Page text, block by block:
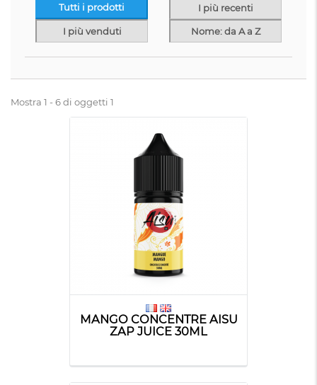
Tutti i prodotti I più recenti
I più venduti Nome: da A a Z
Mostra 1 - 6 di oggetti 1
MANGO CONCENTRE AISU
ZAP JUICE 30ML